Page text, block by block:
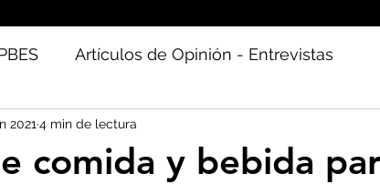
Artículos de Opinión - Entrevistas
Seguridad Alimentaria-Agua-Dieta
comida y bebida
2021 4 min de lectura